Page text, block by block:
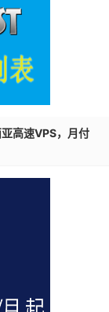
高速VPS，月付